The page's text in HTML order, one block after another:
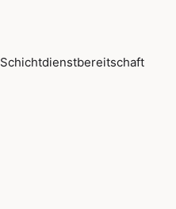
Schichtdienstbereitschaft